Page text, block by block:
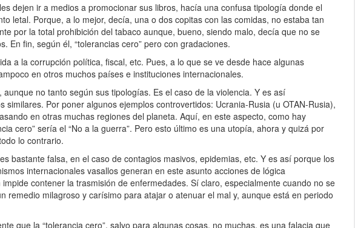
dejen ir a medios a promocionar sus libros, hacía una confusa tipología donde el
letal. Porque, a lo mejor, decía, una o dos copitas con las comidas, no estaba tan
por la total prohibición del tabaco aunque, bueno, siendo malo, decía que no se
En fin, según él, “tolerancias cero” pero con gradaciones.
a la corrupción política, fiscal, etc. Pues, a lo que se ve desde hace algunas
en otros muchos países e instituciones internacionales.
no tanto según sus tipologías. Es el caso de la violencia. Y es así
Por poner algunos ejemplos controvertidos: Ucrania-Rusia (u OTAN-Rusia),
en otras muchas regiones del planeta. Aquí, en este aspecto, como hay
cero” sería el “No a la guerra”. Pero esto último es una utopía, ahora y quizá por
lo contrario.
bastante falsa, en el caso de contagios masivos, epidemias, etc. Y es así porque los
internacionales vasallos generan en este asunto acciones de lógica
contener la trasmisión de enfermedades. Sí claro, especialmente cuando no se
remedio milagroso y carísimo para atajar o atenuar el mal y, aunque está en periodo
que la “tolerancia cero”, salvo para algunas cosas, no muchas, es una falacia que